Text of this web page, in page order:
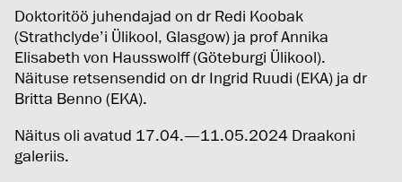
Doktoritöö juhendajad on dr Redi Koobak
(Strathclyde’i Ülikool, Glasgow) ja prof Annika
Elisabeth von Hausswolff (Göteburgi Ülikool).
Näituse retsensendid on dr Ingrid Ruudi (EKA) ja dr
Britta Benno (EKA).
Näitus oli avatud 17.04.—11.05.2024 Draakoni
galeriis.